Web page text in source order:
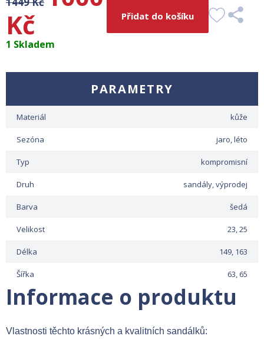
Kč
1 Skladem
Přidat do košíku
Informace o produktu
Vlastnosti těchto krásných a kvalitních sandálků:
PARAMETRY
Materiál kůže
Sezóna jaro, léto
Typ kompromisní
Druh sandály, výprodej
Barva šedá
Velikost 23, 25
Délka 149, 163
Šířka 63, 65